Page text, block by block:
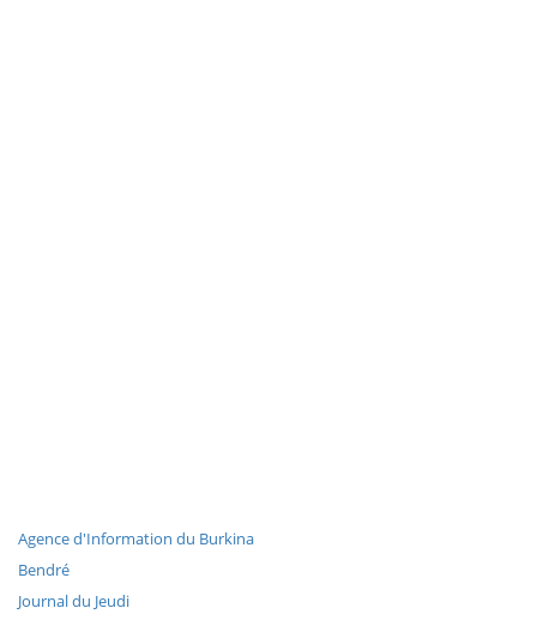
Agence d'Information du Burkina
Bendré
Journal du Jeudi